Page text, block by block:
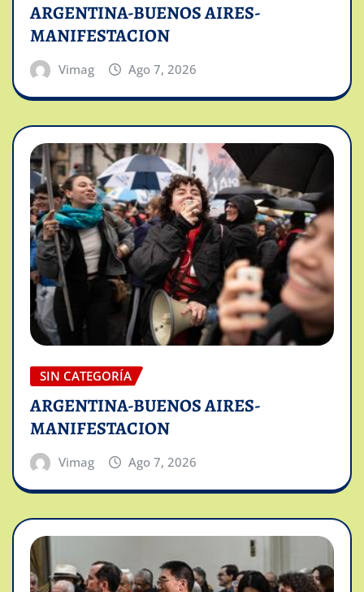
ARGENTINA-BUENOS AIRES-
MANIFESTACION
Vimag Ago 7, 2026
SIN CATEGORÍA
ARGENTINA-BUENOS AIRES-
MANIFESTACION
Vimag Ago 7, 2026